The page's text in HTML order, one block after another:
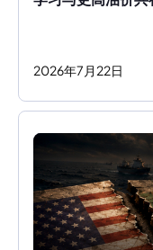
2026年7 月 22日